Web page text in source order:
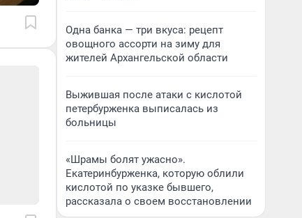
Одна банка — три вкуса: рецепт
овощного ассорти на зиму для
жителей Архангельской области
Выжившая после атаки с кислотой
петербурженка выписалась из
больницы
«Шрамы болят ужасно».
Екатеринбурженка, которую облили
кислотой по указке бывшего,
рассказала о своем восстановлении